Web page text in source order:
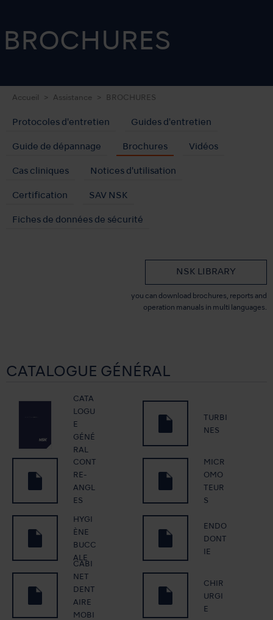
BROCHURES
Accueil Assistance BROCHURES
Protocoles d'entretien Guides d'entretien
Guide de dépannage Brochures Vidéos
Cas cliniques Notices d'utilisation
Certification SAV NSK
Fiches de données de sécurité
NSK LIBRARY
you can download brochures, reports and
operation manuals in multi languages.
CATALOGUE GÉNÉRAL
CATA
LOGU
E
GÉNÉ
RAL
TURBI
NES
CONT
RE-
ANGL
ES
MICR
OMO
TEUR
S
HYGI
ÈNE
BUCC
ALE
ENDO
DONT
IE
CABI
NET
DENT
AIRE
MOBI
CHIR
URGI
E